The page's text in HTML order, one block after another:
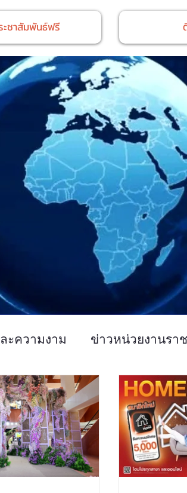
ะชาสัมพันธ์ฟรี
ะความงาม ข่าวหน่วยงานรา
ข่าว CSR - กิจกรรม ข่าว